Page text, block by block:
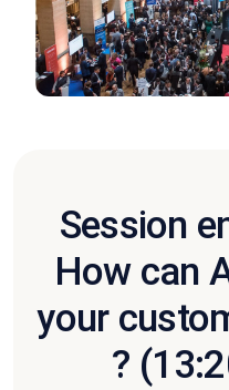
Session
How can
your
?